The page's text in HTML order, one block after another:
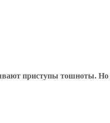
приступы тошноты. Но